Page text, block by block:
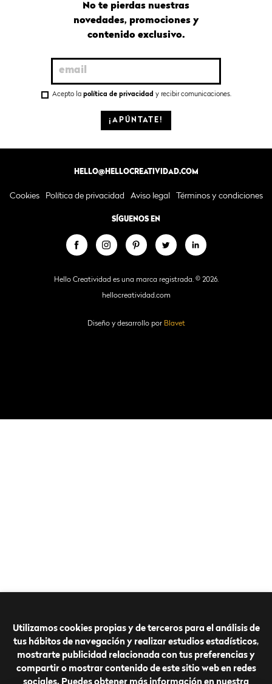
No te pierdas nuestras
novedades, promociones y
contenido exclusivo.
Acepto la política de privacidad y recibir comunicaciones.
¡APÚNTATE!
HELLO@HELLOCREATIVIDAD.COM
Cookies Política de privacidad Aviso legal Términos y condiciones
SÍGUENOS EN
Hello Creatividad es una marca registrada. © 2026.
hellocreatividad.com
Diseño y desarrollo por Blavet
Utilizamos cookies propias y de terceros para el análisis de
tus hábitos de navegación y realizar estudios estadísticos,
mostrarte publicidad relacionada con tus preferencias y
compartir o mostrar contenido de este sitio web en redes